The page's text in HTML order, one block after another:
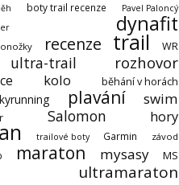
boty trail recenze
Pavel Paloncý
dynafit
recenze trail WR
ultra-trail rozhovor
kolo běhání v horách
plavání swim
Salomon hory
trailové boty Garmin závod
maraton mysasy MS
ultramaraton